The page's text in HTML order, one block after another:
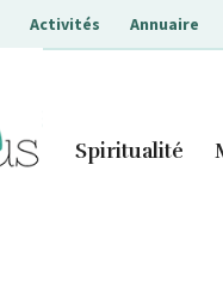
Activités Annuaire
Spiritualité